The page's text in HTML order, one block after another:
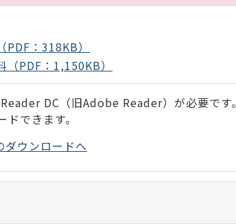
：318KB）
PDF：1,150KB）
DC（旧Adobe Reader）が必要です。
できます。
ウンロードへ